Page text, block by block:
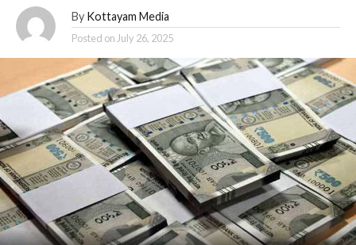
By Kottayam Media
Posted on July 26, 2025